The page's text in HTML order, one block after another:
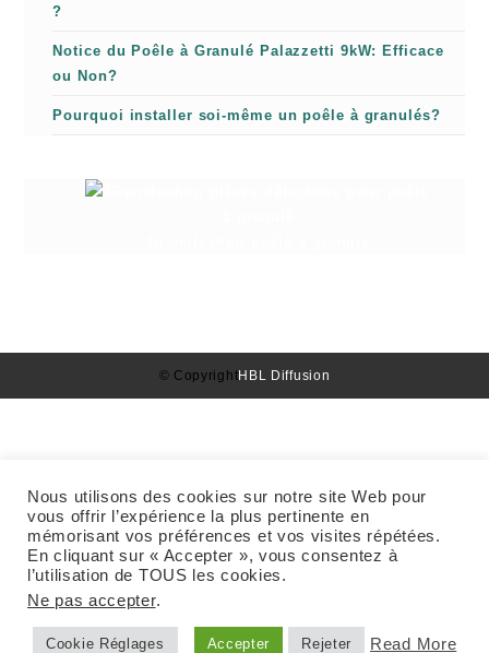
?
Notice du Poêle à Granulé Palazzetti 9kW: Efficace
ou Non?
Pourquoi installer soi-même un poêle à granulés?
© CopyrightHBL Diffusion
Nous utilisons des cookies sur notre site Web pour
vous offrir l’expérience la plus pertinente en
mémorisant vos préférences et vos visites répétées.
En cliquant sur « Accepter », vous consentez à
l’utilisation de TOUS les cookies.
Ne pas accepter.
Cookie Réglages Accepter Rejeter Read More